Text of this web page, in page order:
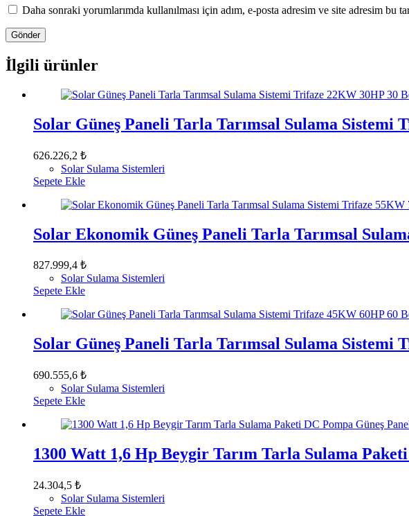
Daha sonraki yorumlarımda kullanılması için adım, e-posta adresim ve site adresim bu
Gönder
İlgili ürünler
Solar Güneş Paneli Tarla Tarımsal Sulama Sistemi
626.226,2 ₺
Solar Sulama Sistemleri
Sepete Ekle
Solar Ekonomik Güneş Paneli Tarla Tarımsal
827.999,4 ₺
Solar Sulama Sistemleri
Sepete Ekle
Solar Güneş Paneli Tarla Tarımsal Sulama Sistemi
690.555,6 ₺
Solar Sulama Sistemleri
Sepete Ekle
1300 Watt 1,6 Hp Beygir Tarım Tarla Sulama
24.304,5 ₺
Solar Sulama Sistemleri
Sepete Ekle